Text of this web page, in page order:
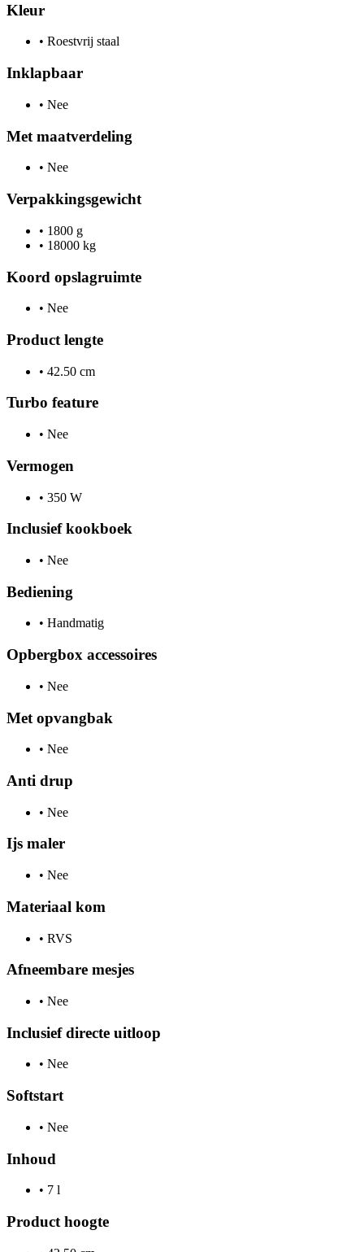
Kleur
• Roestvrij staal
Inklapbaar
• Nee
Met maatverdeling
• Nee
Verpakkingsgewicht
• 1800 g
• 18000 kg
Koord opslagruimte
• Nee
Product lengte
• 42.50 cm
Turbo feature
• Nee
Vermogen
• 350 W
Inclusief kookboek
• Nee
Bediening
• Handmatig
Opbergbox accessoires
• Nee
Met opvangbak
• Nee
Anti drup
• Nee
Ijs maler
• Nee
Materiaal kom
• RVS
Afneembare mesjes
• Nee
Inclusief directe uitloop
• Nee
Softstart
• Nee
Inhoud
• 7 l
Product hoogte